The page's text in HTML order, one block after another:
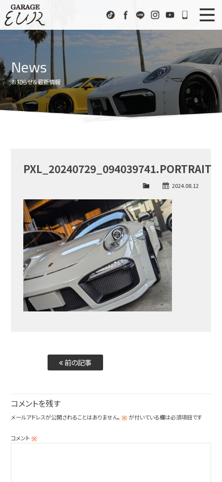
TikTokFacebook
LINE InstagramYoutube072-
ニュース
Stock List
在庫車情報
EUR Sports
EURスポーツ
Access
アクセス
News
お知らせ＆最新情報
PXL_20240729_094039741.PORTRAIT
2024.08.12
前の記事
コメントを残す
メールアドレスが公開されることはありません。 ※が付いている欄は必須項目です
コメント※